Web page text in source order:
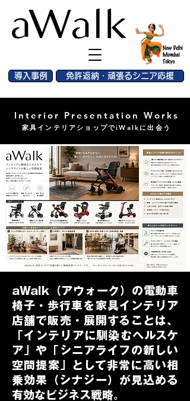
免許返納・頑張るシニア応援
導入事例
Interior Presentation Works
家具インテリアショップでiWalkに出会う
aWalk（アウォーク）の電動車
椅子・歩行車を家具インテリア
店舗で販売・展開することは、
「インテリアに馴染むヘルスケ
ア」や「シニアライフの新しい
空間提案」として非常に高い相
乗効果（シナジー）が見込める
有効なビジネス戦略。